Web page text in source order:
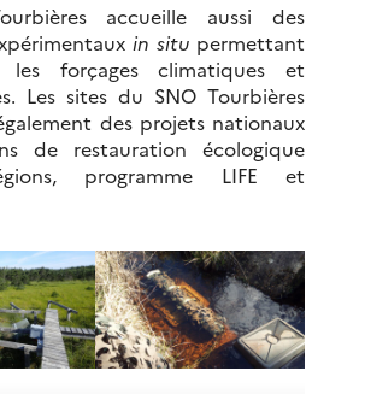
accueille aussi des
in situ permettant
les forçages climatiques et
Les sites du SNO Tourbières
des projets nationaux
de restauration écologique
programme LIFE et